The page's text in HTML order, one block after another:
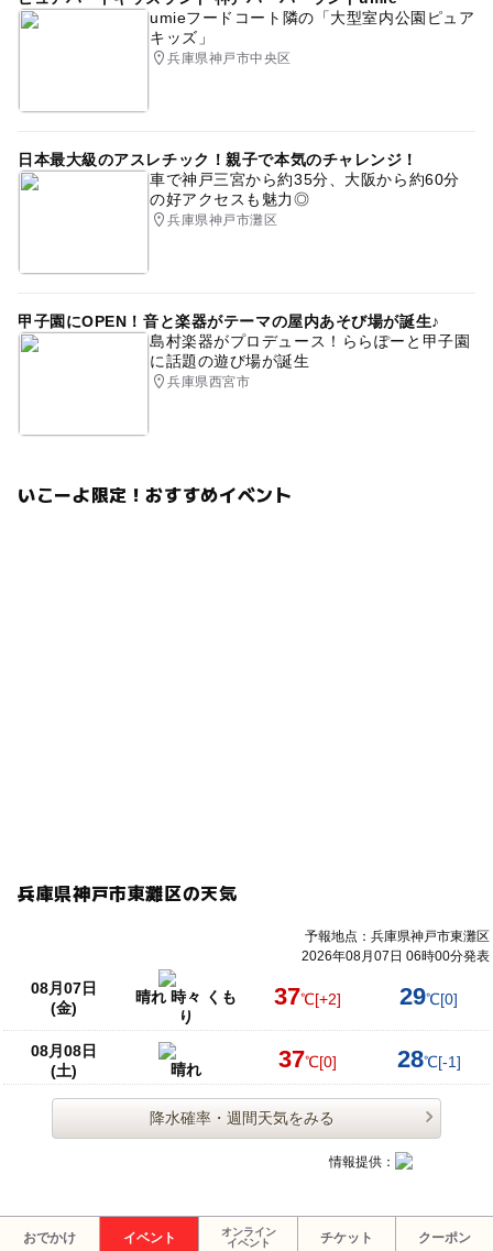
＜キャンセル料について＞
・開始日21日前～8日前まで イベント参加費の30％
・開始日7日前～当日 イベント参加費の100％
umieフードコート隣の「大型室内公園ピュア
キッズ」
兵庫県神戸市中央区
日本最大級のアスレチック！親子で本気のチャレンジ！
車で神戸三宮から約35分、大阪から約60分
の好アクセスも魅力◎
兵庫県神戸市灘区
甲子園にOPEN！音と楽器がテーマの屋内あそび場が誕生♪
島村楽器がプロデュース！ららぽーと甲子園
に話題の遊び場が誕生
兵庫県西宮市
いこーよ限定！おすすめイベント
兵庫県神戸市東灘区の天気
予報地点：兵庫県神戸市東灘区
2026年08月07日 06時00分発表
08月07日
(金)
晴れ 時々 くも
り
37℃[+2] 29℃[0]
08月08日
(土)
晴れ 37℃[0] 28℃[-1]
降水確率・週間天気をみる
情報提供：
おでかけ イベント
オンライン
イベント
チケット クーポン